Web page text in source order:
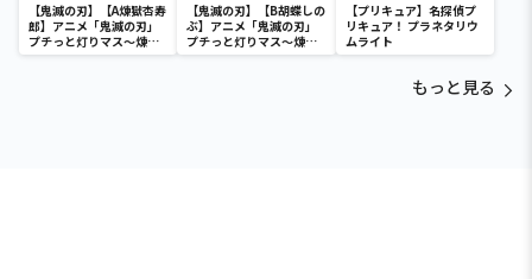
【鬼滅の刃】【A煉獄杏寿
郎】アニメ「鬼滅の刃」
プチっと灯りマス～煉獄
杏寿郎・胡蝶しのぶ～
【鬼滅の刃】【B胡蝶しの
ぶ】アニメ「鬼滅の刃」
プチっと灯りマス～煉獄
杏寿郎・胡蝶しのぶ～
【プリキュア】名探偵プ
リキュア！ プラネタリウ
ムライト
もっと見る